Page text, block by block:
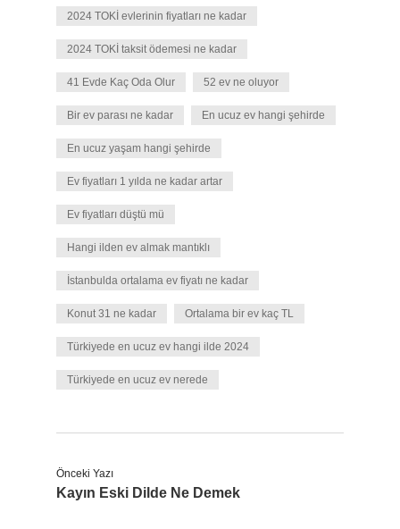
2024 TOKİ evlerinin fiyatları ne kadar
2024 TOKİ taksit ödemesi ne kadar
41 Evde Kaç Oda Olur 52 ev ne oluyor
Bir ev parası ne kadar En ucuz ev hangi şehirde
En ucuz yaşam hangi şehirde
Ev fiyatları 1 yılda ne kadar artar
Ev fiyatları düştü mü
Hangi ilden ev almak mantıklı
İstanbulda ortalama ev fiyatı ne kadar
Konut 31 ne kadar Ortalama bir ev kaç TL
Türkiyede en ucuz ev hangi ilde 2024
Türkiyede en ucuz ev nerede
Önceki Yazı
Kayın Eski Dilde Ne Demek